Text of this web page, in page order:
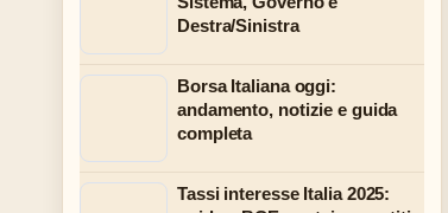
Destra/Sinistra
Borsa Italiana oggi:
andamento, notizie e guida
completa
Tassi interesse Italia 2025: